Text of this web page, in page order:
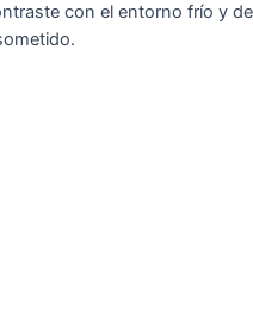
con el entorno frío y